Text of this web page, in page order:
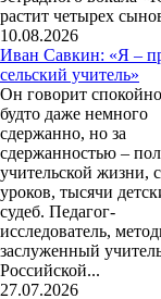
растит четырех
10.08.2026
Иван Савкин: «Я –
сельский учитель»
Он говорит
будто даже немного
сдержанно, но за
сдержанностью –
учительской жизни,
уроков, тысячи
судеб. Педагог-
исследователь,
заслуженный
Российской...
27.07.2026